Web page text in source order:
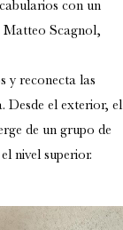
con un
Matteo Scagnol,
y reconecta las
. Desde el exterior, el
de un grupo de
nivel superior.